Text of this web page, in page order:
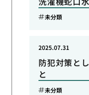
未分類
防犯対策と
と
2025.07.31
未分類